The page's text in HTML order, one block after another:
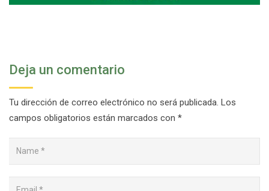
Deja un comentario
Tu dirección de correo electrónico no será publicada. Los
campos obligatorios están marcados con *